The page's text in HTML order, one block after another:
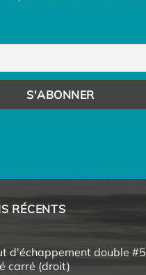
RÉCENTS
d'échappement double
carré (droit)